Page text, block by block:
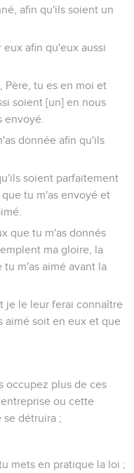
afin qu'ils soient un
afin qu'eux aussi
Père, tu es en moi et
soient [un] en nous
envoyé.
donnée afin qu'ils
soient parfaitement
tu m'as envoyé et
que tu m'as donnés
ma gloire, la
m'as aimé avant la
je le leur ferai connaître
aimé soit en eux et que
occupez plus de ces
ou cette
détruira ;
mets en pratique la loi ;